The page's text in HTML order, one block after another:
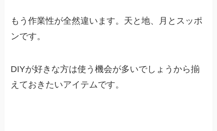
もう作業性が全然違います。天と地、月とスッポ
ンです。
DIYが好きな方は使う機会が多いでしょうから揃
えておきたいアイテムです。